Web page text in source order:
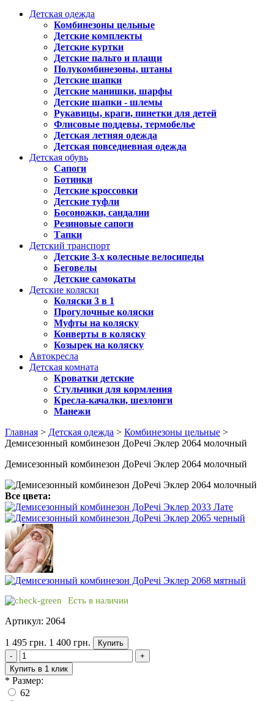
Детская одежда
Комбинезоны цельные
Детские комплекты
Детские куртки
Детские пальто и плащи
Полукомбинезоны, штаны
Детские шапки
Детские манишки, шарфы
Детские шапки - шлемы
Рукавицы, краги, пинетки для детей
Флисовые поддевы, термобелье
Детская летняя одежда
Детская повседневная одежда
Детская обувь
Сапоги
Ботинки
Детские кроссовки
Детские туфли
Босоножки, сандалии
Резиновые сапоги
Тапки
Детский транспорт
Детские 3-х колесные велосипеды
Беговелы
Детские самокаты
Детские коляски
Коляски 3 в 1
Прогулочные коляски
Муфты на коляску
Конверты в коляску
Козырек на коляску
Автокресла
Детская комната
Кроватки детские
Стульчики для кормления
Кресла-качалки, шезлонги
Манежи
Главная > Детская одежда > Комбинезоны цельные >
Демисезонный комбинезон ДоРечі Эклер 2064 молочный
Демисезонный комбинезон ДоРечі Эклер 2064 молочный
Все цвета:
Есть в наличии
Артикул: 2064
1 495 грн. 1 400 грн.
Купить
-
+
Купить в 1 клик
* Размер:
62